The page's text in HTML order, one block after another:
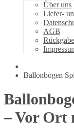
Über uns
Liefer-
AGB
Rückgabe
Ballonbogen
– Vor Ort